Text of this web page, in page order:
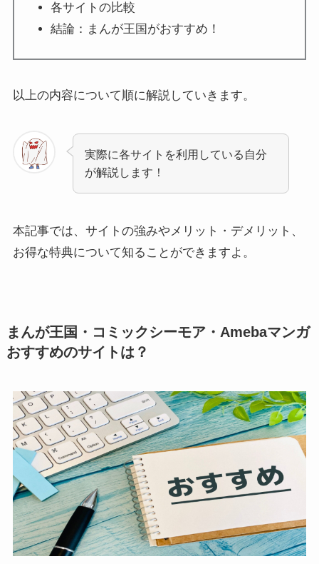
各サイトの比較
結論：まんが王国がおすすめ！
以上の内容について順に解説していきます。
実際に各サイトを利用している自分
が解説します！
本記事では、サイトの強みやメリット・デメリット、
お得な特典について知ることができますよ。
まんが王国・コミックシーモア・Amebaマンガ
おすすめのサイトは？